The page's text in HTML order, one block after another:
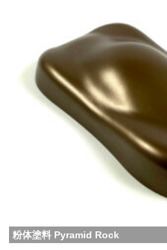
粉体塗料 Pyramid Rock